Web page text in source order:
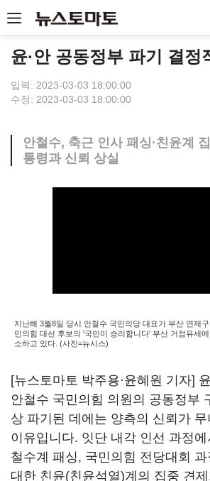
윤·안 공동정부 파기 결정
입력: 2023-03-03 18:00:00
수정: 2023-03-03 18:00:00
안철수, 축근 인사 패싱·친윤계
통령과 신뢰 상실
지난해 3월8일 당시 안철수 국민의당 대표가 부산 연제
민의힘 대선 후보의 '국민이 승리합니다' 부산 거점유세
소하고 있다. (사진=뉴시스)
[뉴스토마토 박주용·윤혜원 기자]
안철수 국민의힘 의원의 공동정부
상 파기된 데에는 양측의 신뢰가
이유입니다. 잇단 내각 인선 과정
철수계 패싱, 국민의힘 전당대회 과
대한 친윤(친윤석열)계의 집중 견제